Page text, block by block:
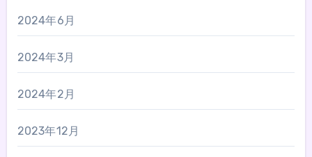
2024年6月
2024年3月
2024年2月
2023年12月